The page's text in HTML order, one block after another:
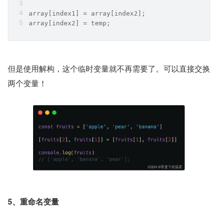
array[index1] = array[index2];
array[index2] = temp;
但是使用解构，这个临时变量就不再需要了。可以直接交换
两个变量！
5、重命名变量